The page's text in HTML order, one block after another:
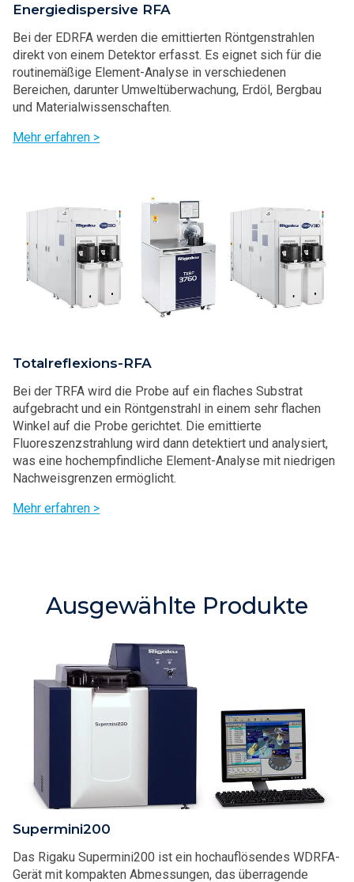
Energiedispersive RFA
Bei der EDRFA werden die emittierten Röntgenstrahlen
direkt von einem Detektor erfasst. Es eignet sich für die
routinemäßige Element-Analyse in verschiedenen
Bereichen, darunter Umweltüberwachung, Erdöl, Bergbau
und Materialwissenschaften.
Mehr erfahren >
Totalreflexions-RFA
Bei der TRFA wird die Probe auf ein flaches Substrat
aufgebracht und ein Röntgenstrahl in einem sehr flachen
Winkel auf die Probe gerichtet. Die emittierte
Fluoreszenzstrahlung wird dann detektiert und analysiert,
was eine hochempfindliche Element-Analyse mit niedrigen
Nachweisgrenzen ermöglicht.
Mehr erfahren >
Ausgewählte Produkte
Supermini200
Das Rigaku Supermini200 ist ein hochauflösendes WDRFA-
Gerät mit kompakten Abmessungen, das überragende